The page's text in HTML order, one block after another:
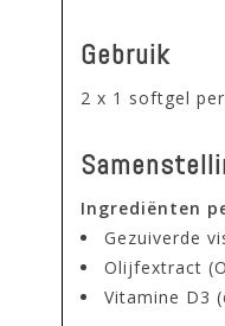
Gebruik
2 x 1 softgel
Ingrediënten
Gezuiverde
Olijfextract
Vitamine D3